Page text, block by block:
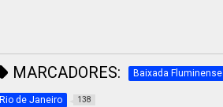
MARCADORES: Baixada Fluminense
Rio de Janeiro 138